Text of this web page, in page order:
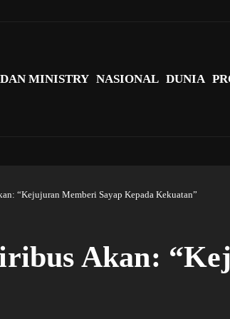
MINISTRY NASIONAL DUNIA
“Kejujuran Memberi Sayap Kepada Kekuatan”
Akan: